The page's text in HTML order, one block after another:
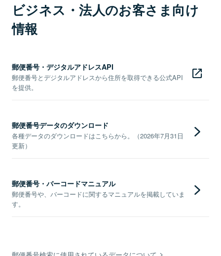
ビジネス・法人のお客さま向け
情報
郵便番号・デジタルアドレスAPI
郵便番号とデジタルアドレスから住所を取得できる公式API
を提供。
郵便番号データのダウンロード
各種データのダウンロードはこちらから。（2026年7月31日
更新）
郵便番号・バーコードマニュアル
郵便番号や、バーコードに関するマニュアルを掲載していま
す。